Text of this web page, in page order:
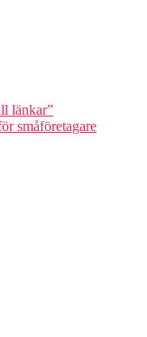
länkar”
småföretagare